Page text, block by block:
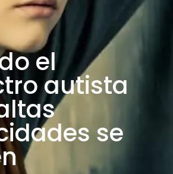
el
autista
se